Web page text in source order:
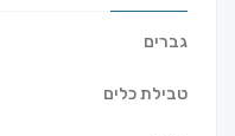
גברים
טבילת כלים